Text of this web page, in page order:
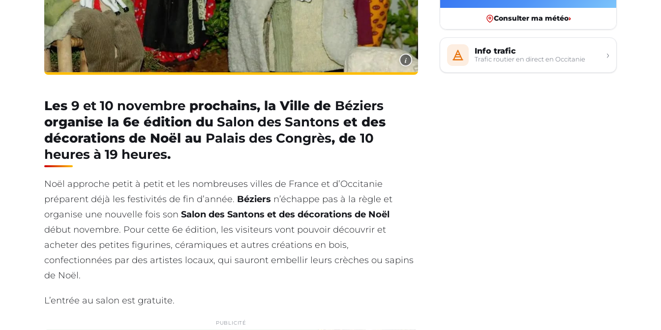
i
Les 9 et 10 novembre prochains, la Ville de Béziers
organise la 6e édition du Salon des Santons et des
décorations de Noël au Palais des Congrès, de 10
heures à 19 heures.
Noël approche petit à petit et les nombreuses villes de France et d’Occitanie
préparent déjà les festivités de fin d’année. Béziers n’échappe pas à la règle et
organise une nouvelle fois son Salon des Santons et des décorations de Noël
début novembre. Pour cette 6e édition, les visiteurs vont pouvoir découvrir et
acheter des petites figurines, céramiques et autres créations en bois,
confectionnées par des artistes locaux, qui sauront embellir leurs crèches ou sapins
de Noël.
L’entrée au salon est gratuite.
PUBLICITÉ
Consulter ma météo›
Info trafic
Trafic routier en direct en Occitanie ›